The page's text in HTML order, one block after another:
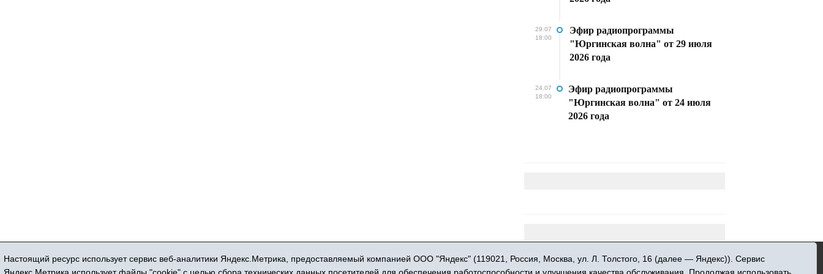
29.07
18:00
Эфир радиопрограммы
"Юргинская волна" от 29 июля
2026 года
24.07
18:00
Эфир радиопрограммы
"Юргинская волна" от 24 июля
2026 года
16+ © 2015-2026 Сетевое издание «Новости Юргинского района»
Регистрационный номер СМИ ЭЛ № ФС 77 - 66052 выдан Федеральной службой по надзору в сфере связи, информационных технологий и массовых
Настоящий ресурс использует сервис веб-аналитики Яндекс.Метрика, предоставляемый компанией ООО "Яндекс" (119021, Россия, Москва, ул. Л. Толстого, 16 (далее — Яндекс)). Сервис